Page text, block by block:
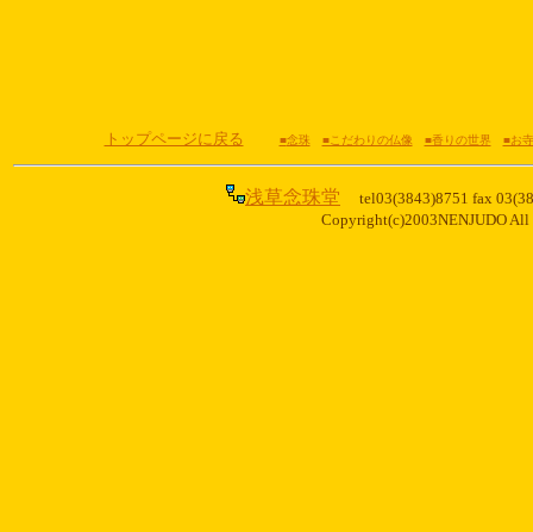
トップページに戻る ■念珠 ■こだわりの仏像 ■香りの世界 ■お
浅草念珠堂
tel03(3843)8751 fax
Copyright(c)2003NENJUDO All